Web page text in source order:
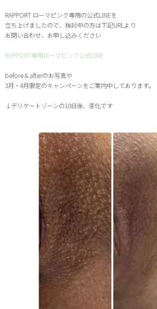
RAPPORT ローマピンク専用の公式LINEを
立ち上げましたので、検討中の方は下記URLより
お問い合わせ、お申し込みください
RAPPORT専用ローマピンク公式LINE
before＆afterのお写真や
3月・4月限定のキャンペーンをご案内中しております。
↓デリケートゾーンの10日後、変化です